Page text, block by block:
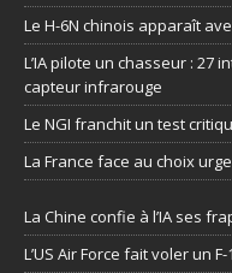
Le H-6N chinois apparaît
L’IA pilote un chasseur : 27
capteur infrarouge
Le NGI franchit un test
La France face au choix
La Chine confie à l’IA ses
L’US Air Force fait voler un